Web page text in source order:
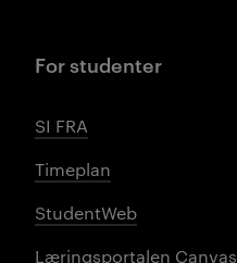
For studenter
SI FRA
Timeplan
StudentWeb
Læringsportalen Canvas